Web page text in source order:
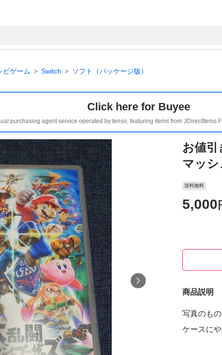
ビゲーム Switch ソフト（パッケージ版）
Click here for Buyee
purchasing agent service operated by tenso, featuring items from JDirectItems
お値
マッ
送料無料
5,000
商品説明
写真のもの
ケースに